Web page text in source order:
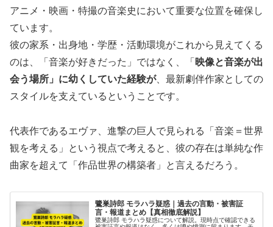
アニメ・映画・特撮の音楽史において重要な位置を確保し
ています。
彼の家系・出身地・学歴・活動環境がこれから見えてくる
のは、「音楽が好きだった」ではなく、「 映像と音楽が出
会う場所」に幼くしていた経験が、最新劇伴作家としての
スタイルを支えているということです。
代表作であるエヴァ、進撃の巨人で見られる「音楽＝世界
観を考える」という視点で考えると、彼の存在は単純な作
曲家を超えて「作品世界の構築者」と言えるだろう。
鷺巣詩郎 モラハラ疑惑｜過去の言動・被害証
言・報道まとめ【真相徹底解説】
鷺巣詩郎 モラハラ疑惑について解説。現時点で確認できる